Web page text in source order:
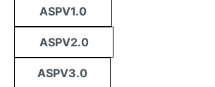
ASPV1.0
ASPV2.0
ASPV3.0